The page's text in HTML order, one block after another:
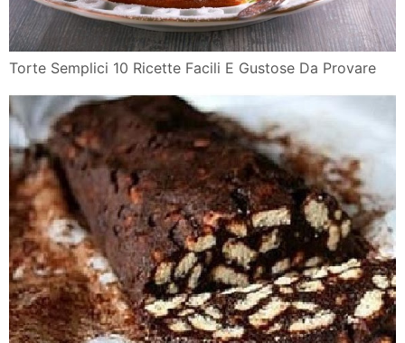
Torte Semplici 10 Ricette Facili E Gustose Da Provare